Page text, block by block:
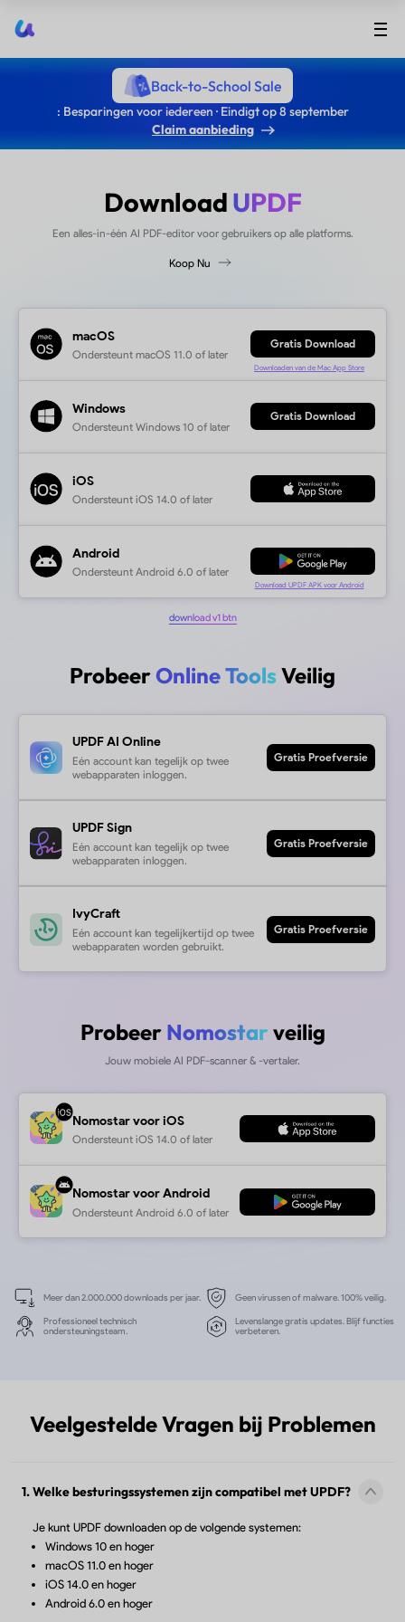
Back-to-School Sale
: Besparingen voor iedereen · Eindigt op 8 september
Claim aanbieding
Download
Een alles-in-één AI PDF-editor voor
Ondersteunt macOS 11.0 of later
Windows
Ondersteunt Windows 10 of later
iOS
Ondersteunt iOS 14.0 of later
Android
Ondersteunt Android 6.0 of later
download v1 btn
ProbeerOnline
UPDF AI Online
webapparaten inloggen.
Eén account kan tegelijk op twee
webapparaten inloggen.
IvyCraft
Eén account kan tegelijkertijd op
webapparaten worden gebruikt.
Veelgestelde Vragen bij Problemen
1. Welke besturingssystemen zijn compatibel met UPDF?
Je kunt UPDF downloaden op de volgende systemen:
Windows 10 en hoger
macOS 11.0 en hoger
iOS 14.0 en hoger
Android 6.0 en hoger